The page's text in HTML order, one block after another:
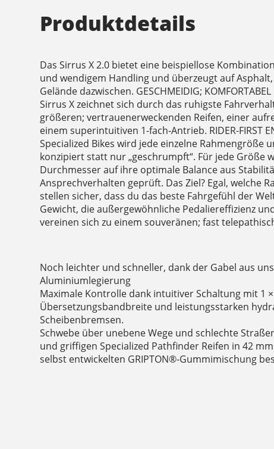
Produktdetails
Das Sirrus X 2.0 bietet eine beispiellose
und wendigem Handling und überzeugt auf
Gelände dazwischen. GESCHMEIDIG; KOMFORTABEL
Sirrus X zeichnet sich durch das ruhigste
größeren; vertrauenerweckenden Reifen, einer
einem superintuitiven 1-fach-Antrieb. RIDER-FIRST
Specialized Bikes wird jede einzelne Rahmengröße
konzipiert statt nur „geschrumpft“. Für jede Größe
Durchmesser auf ihre optimale Balance aus
Ansprechverhalten geprüft. Das Ziel? Egal, welche
stellen sicher, dass du das beste Fahrgefühl der
Gewicht, die außergewöhnliche Pedaliereffizienz
vereinen sich zu einem souveränen; fast
Noch leichter und schneller, dank der Gabel aus
Aluminiumlegierung
Maximale Kontrolle dank intuitiver Schaltung mit 1
Übersetzungsbandbreite und leistungsstarken
Scheibenbremsen.
Schwebe über unebene Wege und schlechte
und griffigen Specialized Pathfinder Reifen in 42
selbst entwickelten GRIPTON®-Gummimischung